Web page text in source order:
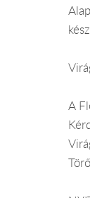
A